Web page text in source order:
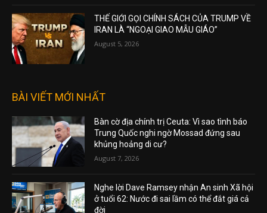
THẾ GIỚI GỌI CHÍNH SÁCH CỦA TRUMP VỀ
IRAN LÀ “NGOẠI GIAO MẪU GIÁO”
August 5, 2026
BÀI VIẾT MỚI NHẤT
Bàn cờ địa chính trị Ceuta: Vì sao tình báo
Trung Quốc nghi ngờ Mossad đứng sau
khủng hoảng di cư?
August 7, 2026
Nghe lời Dave Ramsey nhận An sinh Xã hội
ở tuổi 62: Nước đi sai lầm có thể đắt giá cả
đời